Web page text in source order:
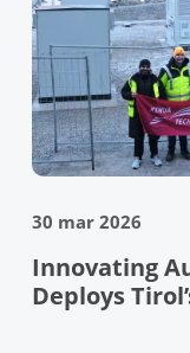
30 mar 2026
Innovating
Deploys